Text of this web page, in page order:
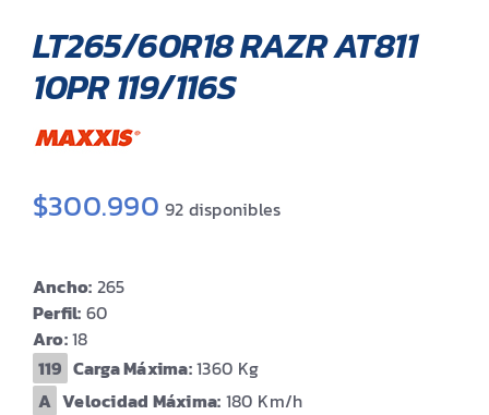
LT265/60R18 RAZR AT811
10PR 119/116S
$300.990 92 disponibles
Ancho: 265
Perfil: 60
Aro:18
Carga Máxima:1360
Velocidad Máxima: 180